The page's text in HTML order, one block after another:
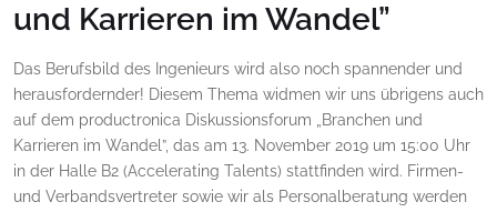
und Karrieren im Wandel”
Das Berufsbild des Ingenieurs wird also noch spannender und
herausfordernder! Diesem Thema widmen wir uns übrigens auch
auf dem productronica Diskussionsforum „Branchen und
Karrieren im Wandel”, das am 13. November 2019 um 15:00 Uhr
in der Halle B2 (Accelerating Talents) stattfinden wird. Firmen-
und Verbandsvertreter sowie wir als Personalberatung werden